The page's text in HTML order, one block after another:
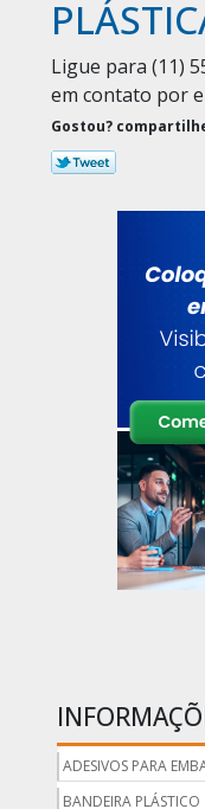
Ligue para (11)
em contato por
Gostou?
ADESIVOS PARA
BANDEIRA PLÁSTICO